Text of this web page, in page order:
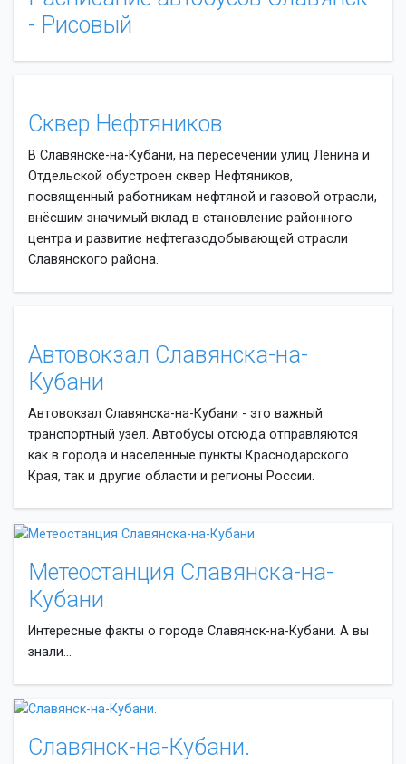
- Рисовый
Сквер Нефтяников
В Славянске-на-Кубани, на пересечении улиц Ленина и
Отдельской обустроен сквер Нефтяников,
посвященный работникам нефтяной и газовой отрасли,
внёсшим значимый вклад в становление районного
центра и развитие нефтегазодобывающей отрасли
Славянского района.
Автовокзал Славянска-на-
Кубани
Автовокзал Славянска-на-Кубани - это важный
транспортный узел. Автобусы отсюда отправляются
как в города и населенные пункты Краснодарского
Края, так и другие области и регионы России.
Метеостанция Славянска-на-
Кубани
Интересные факты о городе Славянск-на-Кубани. А вы
знали...
Славянск-на-Кубани.